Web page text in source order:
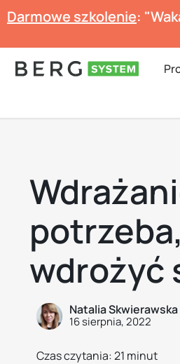
doDarmowe szkolenie:
wdrożyć
Natalia Skwierawska
16 sierpnia, 2022
Czas czytania: 21 minut